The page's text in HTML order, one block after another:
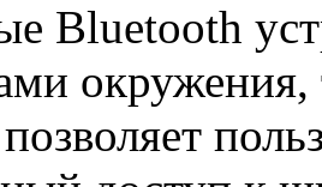
Bluetooth